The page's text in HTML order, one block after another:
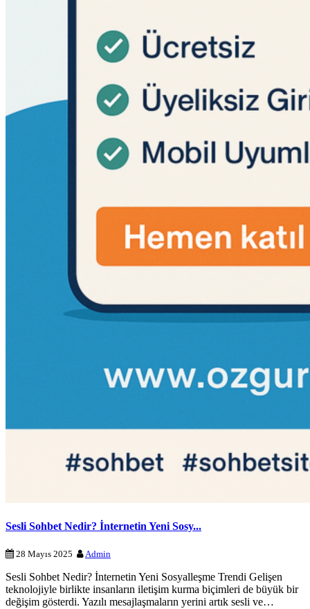
Sesli Sohbet Nedir? İnternetin Yeni Sosy...
28 Mayıs 2025 Admin
Sesli Sohbet Nedir? İnternetin Yeni Sosyalleşme Trendi Gelişen
teknolojiyle birlikte insanların iletişim kurma biçimleri de büyük bir
değişim gösterdi. Yazılı mesajlaşmaların yerini artık sesli ve…